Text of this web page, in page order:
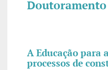
Doutoramento
A Educação para
processos de